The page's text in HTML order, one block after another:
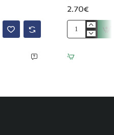
2.70€
Chiusura
t
bar